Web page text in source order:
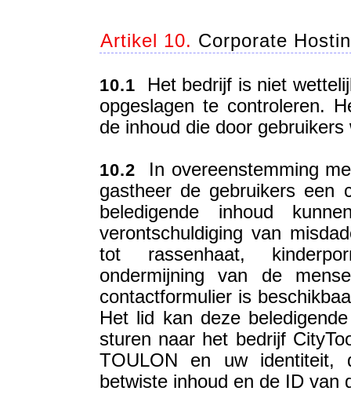
Artikel 10. Corporate
10.1 Het bedrijf is niet
opgeslagen te controleren.
de inhoud die door
10.2 In overeenstemming
gastheer de gebruikers een
beledigende inhoud
verontschuldiging van
tot rassenhaat,
ondermijning van de
contactformulier is
Het lid kan deze
sturen naar het bedrijf
TOULON en uw
betwiste inhoud en de ID van